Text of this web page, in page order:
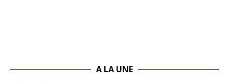
A LA UNE